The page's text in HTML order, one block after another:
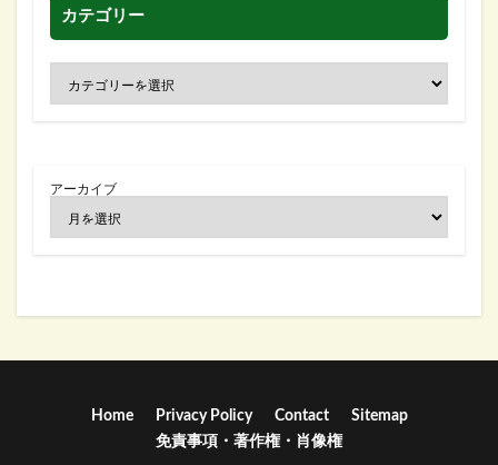
カテゴリー
アーカイブ
Home Privacy Policy Contact
Sitemap
免責事項・著作権・肖像権